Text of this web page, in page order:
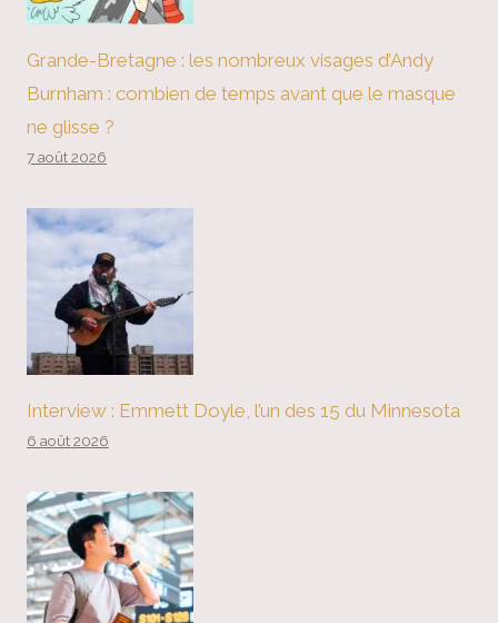
Grande-Bretagne : les nombreux visages d’Andy
Burnham : combien de temps avant que le masque
ne glisse ?
7 août 2026
Interview : Emmett Doyle, l’un des 15 du Minnesota
6 août 2026